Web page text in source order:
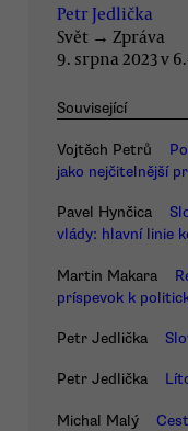
Petr Jedlička
Svět → Zpráva
9. srpna 2023 v
Související
Vojtěch Petrů
jako nejčitelnější
Pavel Hynčica
vlády: hlavní linie
Martin Makara
príspevok k
Petr Jedlička
Petr Jedlička
Michal Malý